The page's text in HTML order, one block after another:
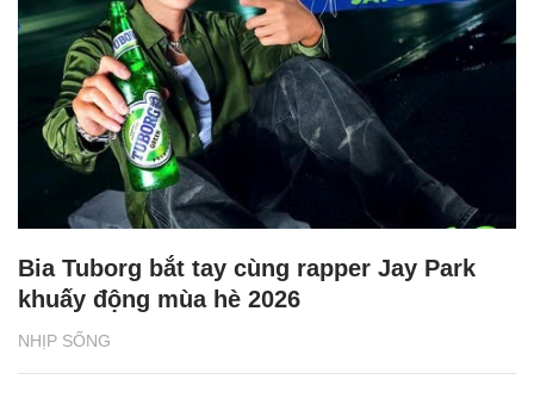
NHỊP SỐNG
Bia Tuborg bắt tay cùng rapper Jay Park
khuấy động mùa hè 2026